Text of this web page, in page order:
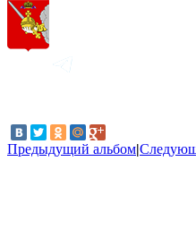
Предыдущий альбом|